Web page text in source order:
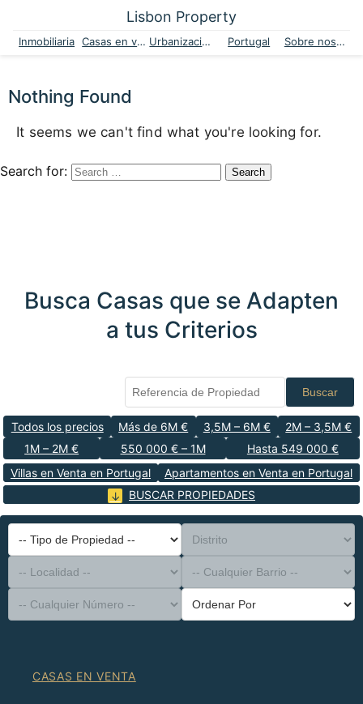
Lisbon Property
Inmobiliaria Casas en venta Urbanizaciones Portugal Sobre nosotros
Nothing Found
It seems we can't find what you're looking for.
Search for:
Busca Casas que se Adapten
a tus Criterios
Buscar
Todos los precios Más de 6M € 3,5M – 6M €
2M – 3,5M €
1M – 2M €
550 000 € – 1M
Hasta 549 000 €
Villas en Venta en Portugal
Apartamentos en Venta en Portugal
BUSCAR PROPIEDADES
-- Tipo de Propiedad --
Distrito
-- Localidad --
-- Cualquier Barrio --
-- Cualquier Número --
Ordenar Por
CASAS EN VENTA